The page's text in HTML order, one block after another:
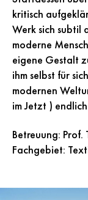
kritisch
Werk sich subtil
moderne
eigene Gestalt
ihm selbst für
modernen
im Jetzt )
Betreuung: Prof.
Fachgebiet: